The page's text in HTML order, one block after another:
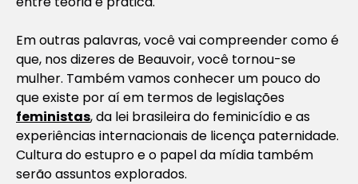
Em outras palavras, você vai compreender como é
que, nos dizeres de Beauvoir, você tornou-se
mulher. Também vamos conhecer um pouco do
que existe por aí em termos de legislações
feministas, da lei brasileira do feminicídio e as
experiências internacionais de licença paternidade.
Cultura do estupro e o papel da mídia também
serão assuntos explorados.